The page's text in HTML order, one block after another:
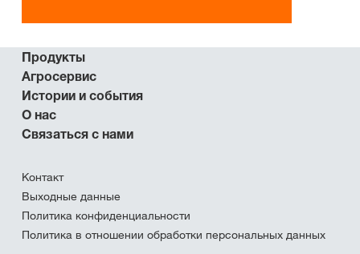
Продукты
Агросервис
Истории и события
О нас
Связаться с нами
Контакт
Выходные данные
Политика конфиденциальности
Политика в отношении обработки персональных данных